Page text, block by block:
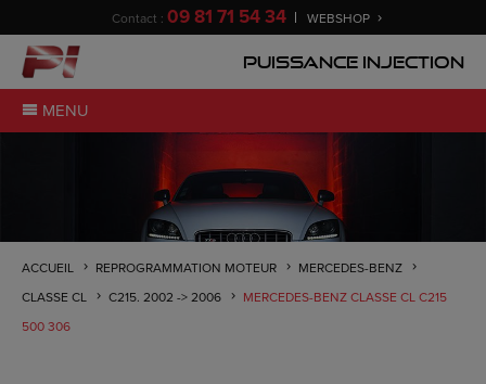
Contact : 09 81 71 54 34 WEBSHOP
Puissance Injection
MENU
ACCUEIL REPROGRAMMATION MOTEUR
MERCEDES-BENZ
CLASSE CL
C215. 2002 -> 2006
MERCEDES-BENZ CLASSE CL C215
500 306